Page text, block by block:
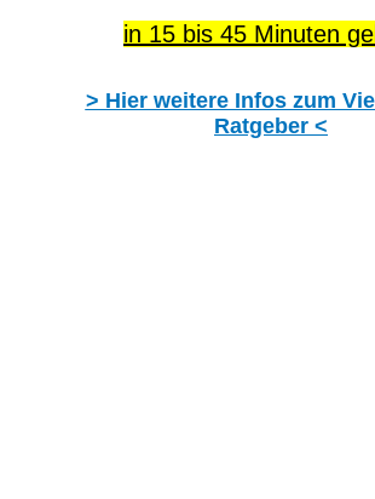
in 15 bis 45 Minuten
> Hier weitere Infos zum
Ratgeber <